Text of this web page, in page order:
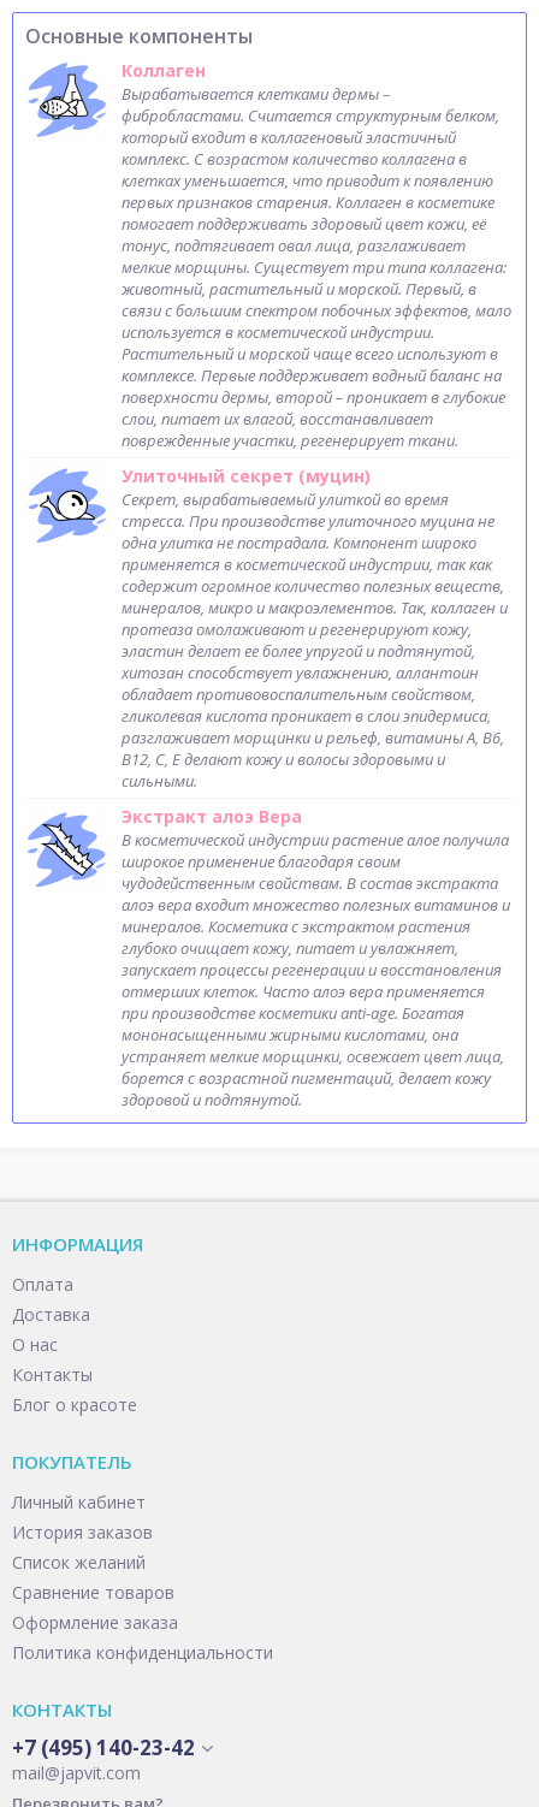
Основные компоненты
Коллаген
Вырабатывается клетками дермы –
фибробластами. Считается структурным белком,
который входит в коллагеновый эластичный
комплекс. С возрастом количество коллагена в
клетках уменьшается, что приводит к появлению
первых признаков старения. Коллаген в косметике
помогает поддерживать здоровый цвет кожи, её
тонус, подтягивает овал лица, разглаживает
мелкие морщины. Существует три типа коллагена:
животный, растительный и морской. Первый, в
связи с большим спектром побочных эффектов, мало
используется в косметической индустрии.
Растительный и морской чаще всего используют в
комплексе. Первые поддерживает водный баланс на
поверхности дермы, второй – проникает в глубокие
слои, питает их влагой, восстанавливает
поврежденные участки, регенерирует ткани.
Улиточный секрет (муцин)
Секрет, вырабатываемый улиткой во время
стресса. При производстве улиточного муцина не
одна улитка не пострадала. Компонент широко
применяется в косметической индустрии, так как
содержит огромное количество полезных веществ,
минералов, микро и макроэлементов. Так, коллаген и
протеаза омолаживают и регенерируют кожу,
эластин делает ее более упругой и подтянутой,
хитозан способствует увлажнению, аллантоин
обладает противовоспалительным свойством,
гликолевая кислота проникает в слои эпидермиса,
разглаживает морщинки и рельеф, витамины А, В6,
В12, С, Е делают кожу и волосы здоровыми и
сильными.
Экстракт алоэ Вера
В косметической индустрии растение алое получила
широкое применение благодаря своим
чудодейственным свойствам. В состав экстракта
алоэ вера входит множество полезных витаминов и
минералов. Косметика с экстрактом растения
глубоко очищает кожу, питает и увлажняет,
запускает процессы регенерации и восстановления
отмерших клеток. Часто алоэ вера применяется
при производстве косметики anti-age. Богатая
мононасыщенными жирными кислотами, она
устраняет мелкие морщинки, освежает цвет лица,
борется с возрастной пигментаций, делает кожу
здоровой и подтянутой.
ИНФОРМАЦИЯ
Оплата
Доставка
О нас
Контакты
Блог о красоте
ПОКУПАТЕЛЬ
Личный кабинет
История заказов
Список желаний
Сравнение товаров
Оформление заказа
Политика конфиденциальности
КОНТАКТЫ
+7 (495) 140-23-42
mail@japvit.com